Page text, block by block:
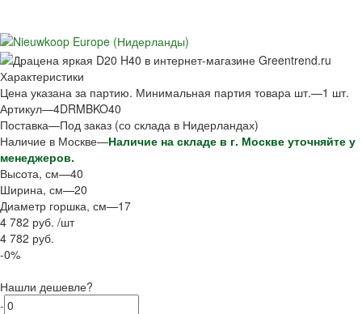
Характеристики
Цена указана за партию. Минимальная партия товара шт.—1 шт.
Артикул—4DRMBKO40
Поставка—Под заказ (со склада в Нидерландах)
Наличие в Москве—Наличие на складе в г. Москве уточняйте у
менеджеров.
Высота, см—40
Ширина, см—20
Диаметр горшка, см—17
4 782 руб. /шт
4 782 руб.
-0%
Нашли дешевле?
-